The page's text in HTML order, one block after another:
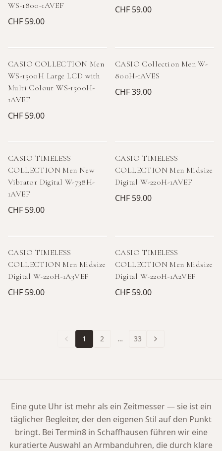
WS-1800-1AVEF
CHF 59.00
CHF 59.00
CASIO COLLECTION Men
WS-1500H Large LCD with
Multi Colour WS-1500H-
1AVEF
CHF 59.00
CASIO Collection Men W-
800H-1AVES
CHF 39.00
CASIO TIMELESS
COLLECTION Men New
Vibrator Digital W-738H-
1AVEF
CHF 59.00
CASIO TIMELESS
COLLECTION Men Midsize
Digital W-220H-1AVEF
CHF 59.00
CASIO TIMELESS
COLLECTION Men Midsize
Digital W-220H-1A3VEF
CHF 59.00
CASIO TIMELESS
COLLECTION Men Midsize
Digital W-220H-1A2VEF
CHF 59.00
1 2 … 33
Eine gute Uhr ist mehr als ein Zeitmesser — sie ist ein
täglicher Begleiter, der den eigenen Stil auf den Punkt
bringt. Bei Termin8 in Schaffhausen führen wir eine
kuratierte Auswahl an Armbanduhren, die durch klare